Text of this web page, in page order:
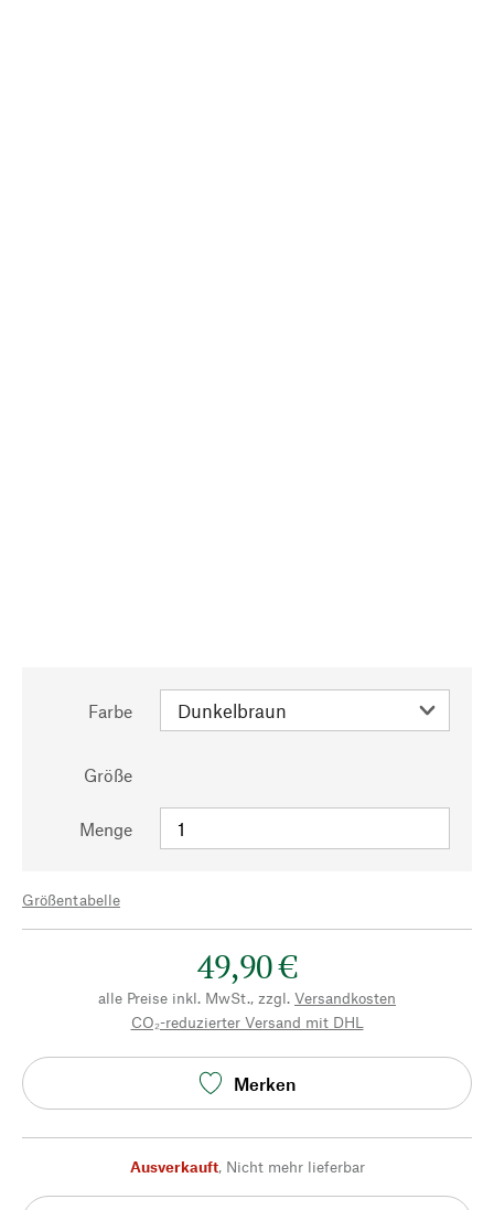
Farbe
Größe
Menge
Größentabelle
49,90 €
alle Preise inkl. MwSt., zzgl. Versandkosten
CO₂-reduzierter Versand mit DHL
Merken
Ausverkauft, Nicht mehr lieferbar